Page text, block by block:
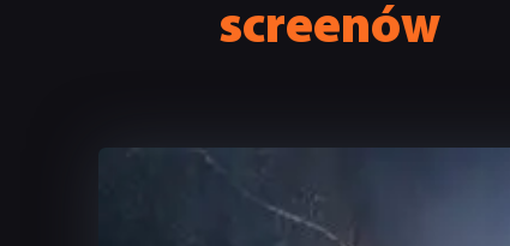
screenów